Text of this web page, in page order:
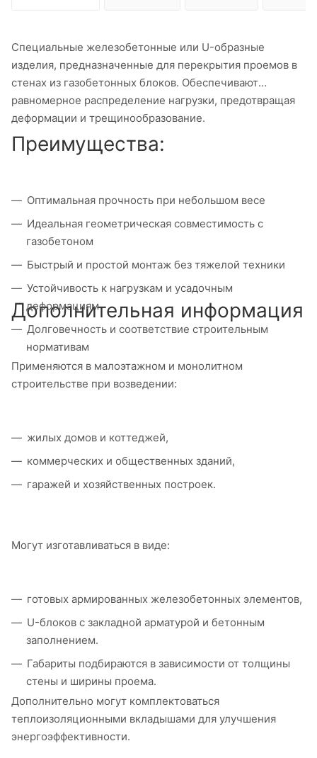
Специальные железобетонные или U-образные
изделия, предназначенные для перекрытия проемов в
стенах из газобетонных блоков. Обеспечивают
равномерное распределение нагрузки, предотвращая
деформации и трещинообразование.
Преимущества:
Оптимальная прочность при небольшом весе
Идеальная геометрическая совместимость с
газобетоном
Быстрый и простой монтаж без тяжелой техники
Устойчивость к нагрузкам и усадочным
деформациям
Долговечность и соответствие строительным
нормативам
Дополнительная информация
Применяются в малоэтажном и монолитном
строительстве при возведении:
жилых домов и коттеджей,
коммерческих и общественных зданий,
гаражей и хозяйственных построек.
Могут изготавливаться в виде:
готовых армированных железобетонных элементов,
U-блоков с закладной арматурой и бетонным
заполнением.
Габариты подбираются в зависимости от толщины
стены и ширины проема.
Дополнительно могут комплектоваться
теплоизоляционными вкладышами для улучшения
энергоэффективности.